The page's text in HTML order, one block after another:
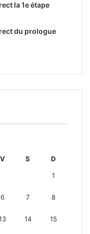
la 1e étape
du prologue
V S D
1
6 7 8
14 15